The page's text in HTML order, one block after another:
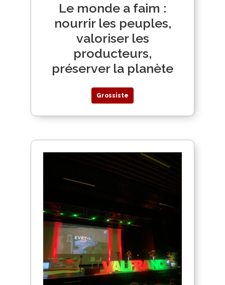
Le monde a faim :
nourrir les peuples,
valoriser les
producteurs,
préserver la planète
Grossiste